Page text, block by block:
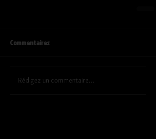
Commentaires
Rédigez un commentaire...